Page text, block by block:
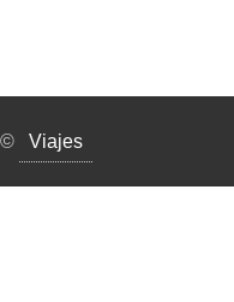
© Viajes